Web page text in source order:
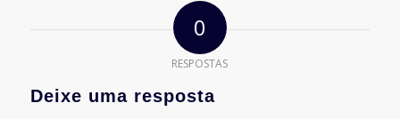
0
RESPOSTAS
Deixe uma resposta